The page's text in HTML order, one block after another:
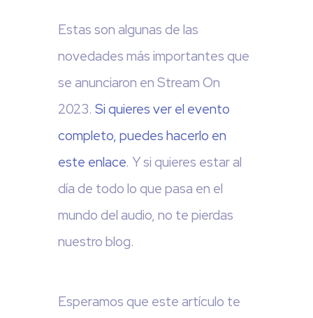
Estas son algunas de las
novedades más importantes que
se anunciaron en Stream On
2023. Si quieres ver el evento
completo, puedes hacerlo en
este enlace. Y si quieres estar al
día de todo lo que pasa en el
mundo del audio, no te pierdas
nuestro blog.
Esperamos que este artículo te